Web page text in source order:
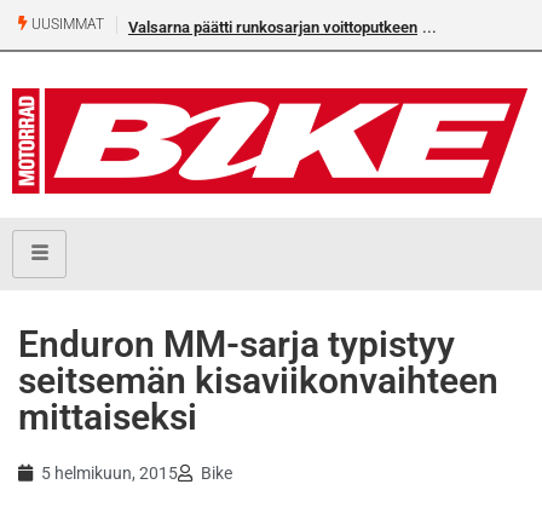
UUSIMMAT Valsarna päätti runkosarjan voittoputkeen
Älä missaa
Enduron MM-sarja typistyy
seitsemän kisaviikonvaihteen
mittaiseksi
5 helmikuun, 2015 Bike